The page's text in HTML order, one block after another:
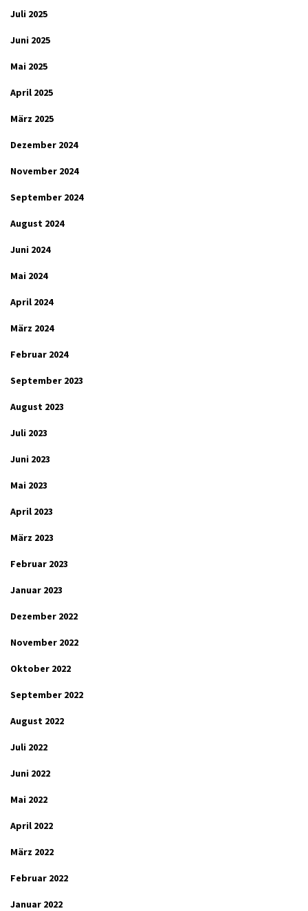
Juli 2025
Juni 2025
Mai 2025
April 2025
März 2025
Dezember 2024
November 2024
September 2024
August 2024
Juni 2024
Mai 2024
April 2024
März 2024
Februar 2024
September 2023
August 2023
Juli 2023
Juni 2023
Mai 2023
April 2023
März 2023
Februar 2023
Januar 2023
Dezember 2022
November 2022
Oktober 2022
September 2022
August 2022
Juli 2022
Juni 2022
Mai 2022
April 2022
März 2022
Februar 2022
Januar 2022